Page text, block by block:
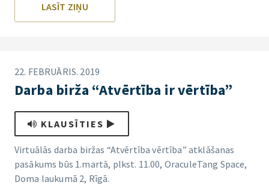
LASĪT ZIŅU
22. FEBRUĀRIS. 2019
Darba birža “Atvērtība ir vērtība”
KLAUSĪTIES
Virtuālās darba biržas “Atvērtība vērtība” atklāšanas
pasākums būs 1.martā, plkst. 11.00, OraculeTang Space,
Doma laukumā 2, Rīgā.